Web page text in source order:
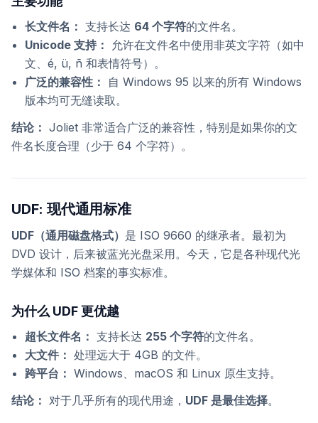
长文件名： 支持长达 64 个字符的文件名。
Unicode 支持：
允许在文件名中使用非英文字符（如中
文、é, ü, ñ 和表情符号）。
广泛的兼容性：
自 Windows 95 以来的所有 Windows
版本均可无缝读取。
结论： Joliet 非常适合广泛的兼容性，特别是如果你的文
件名长度合理（少于 64 个字符）。
UDF: 现代通用标准
UDF（通用磁盘格式） 是 ISO 9660 的继承者。最初为
DVD 设计，后来被蓝光光盘采用。今天，它是各种现代光
学媒体和 ISO 档案的事实标准。
为什么 UDF 更优越
超长文件名： 支持长达 255 个字符的文件名。
大文件： 处理远大于 4GB 的文件。
跨平台： Windows、macOS 和 Linux 原生支持。
结论： 对于几乎所有的现代用途， UDF 是最佳选择。